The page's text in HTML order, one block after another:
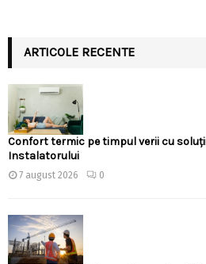
ARTICOLE RECENTE
Confort termic pe timpul verii cu
Instalatorului
7 august 2026 0